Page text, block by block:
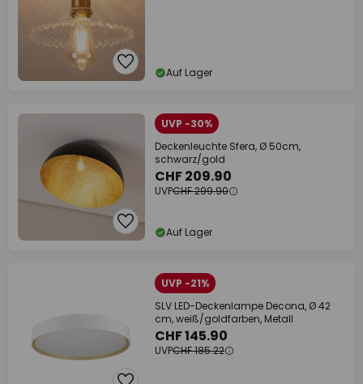
Auf Lager
UVP -30%
Deckenleuchte Sfera, Ø 50cm,
schwarz/gold
CHF 209.90
UVPCHF 299.90
Auf Lager
UVP -21%
SLV LED-Deckenlampe Decona, Ø 42
cm, weiß/goldfarben, Metall
CHF 145.90
UVPCHF 185.22